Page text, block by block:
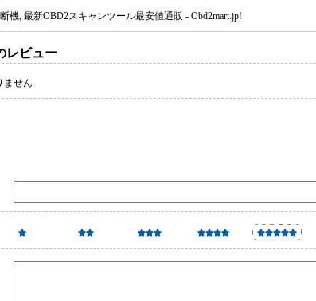
機, 最新OBD2スキャンツール最安値通販 - Obd2mart.jp!
レビュー
ません